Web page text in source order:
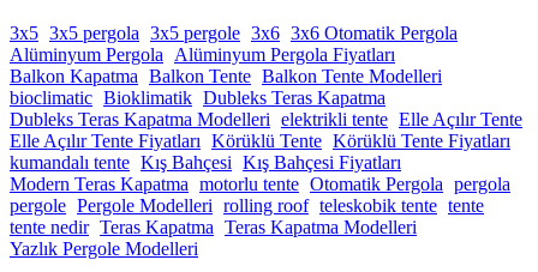
3x5 3x5 pergola 3x5 pergole 3x6 3x6 Otomatik Pergola
Alüminyum Pergola
Alüminyum Pergola Fiyatları
Balkon Kapatma Balkon Tente Balkon Tente Modelleri
bioclimatic Bioklimatik Dubleks Teras Kapatma
Dubleks Teras Kapatma Modelleri elektrikli tente Elle Açılır Tente
Elle Açılır Tente Fiyatları Körüklü Tente Körüklü Tente Fiyatları
kumandalı tente Kış Bahçesi Kış Bahçesi Fiyatları
Modern Teras Kapatma motorlu tente Otomatik Pergola pergola
pergole Pergole Modelleri rolling roof teleskobik tente tente
tente nedir Teras Kapatma Teras Kapatma Modelleri
Yazlık Pergole Modelleri